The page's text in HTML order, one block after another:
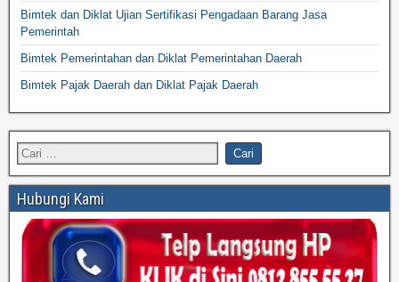
Bimtek dan Diklat Ujian Sertifikasi Pengadaan Barang Jasa
Pemerintah
Bimtek Pemerintahan dan Diklat Pemerintahan Daerah
Bimtek Pajak Daerah dan Diklat Pajak Daerah
Hubungi Kami